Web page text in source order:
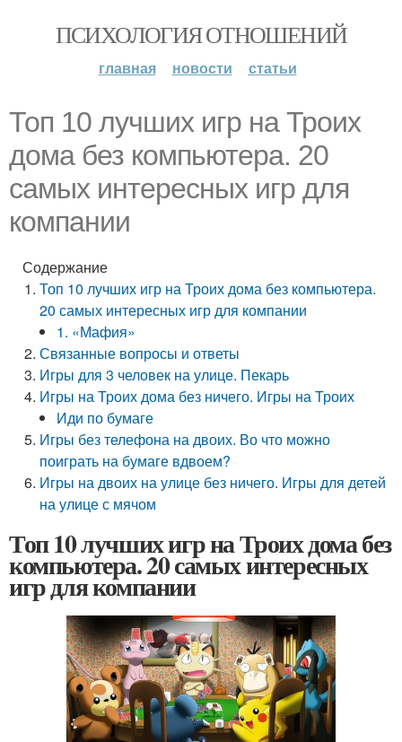
ПСИХОЛОГИЯ ОТНОШЕНИЙ
главная новости статьи
Топ 10 лучших игр на Троих
дома без компьютера. 20
самых интересных игр для
компании
Содержание
Топ 10 лучших игр на Троих дома без компьютера.
20 самых интересных игр для компании
1. «Мафия»
Связанные вопросы и ответы
Игры для 3 человек на улице. Пекарь
Игры на Троих дома без ничего. Игры на Троих
Иди по бумаге
Игры без телефона на двоих. Во что можно
поиграть на бумаге вдвоем?
Игры на двоих на улице без ничего. Игры для детей
на улице с мячом
Топ 10 лучших игр на Троих дома без
компьютера. 20 самых интересных
игр для компании